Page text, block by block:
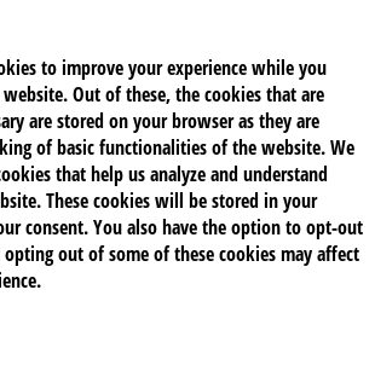
to improve your experience while you
Out of these, the cookies that are
are stored on your browser as they are
of basic functionalities of the website. We
that help us analyze and understand
These cookies will be stored in your
consent. You also have the option to opt-out
out of some of these cookies may affect